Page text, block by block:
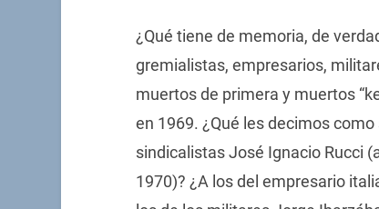
¿Qué tiene de memoria, de
gremialistas, empresarios,
muertos de primera y muertos
en 1969. ¿Qué les decimos
sindicalistas José Ignacio Rucci
1970)? ¿A los del empresario